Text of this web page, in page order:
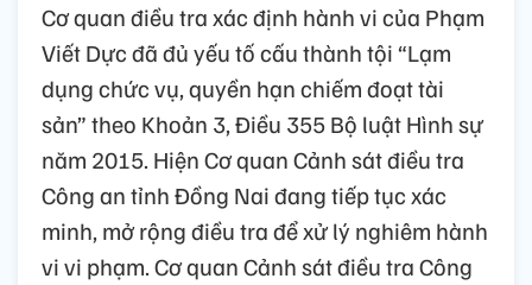
Cơ quan điều tra xác định hành vi của Phạm
Viết Dực đã đủ yếu tố cấu thành tội “Lạm
dụng chức vụ, quyền hạn chiếm đoạt tài
sản” theo Khoản 3, Điều 355 Bộ luật Hình sự
năm 2015. Hiện Cơ quan Cảnh sát điều tra
Công an tỉnh Đồng Nai đang tiếp tục xác
minh, mở rộng điều tra để xử lý nghiêm hành
vi vi phạm. Cơ quan Cảnh sát điều tra Công